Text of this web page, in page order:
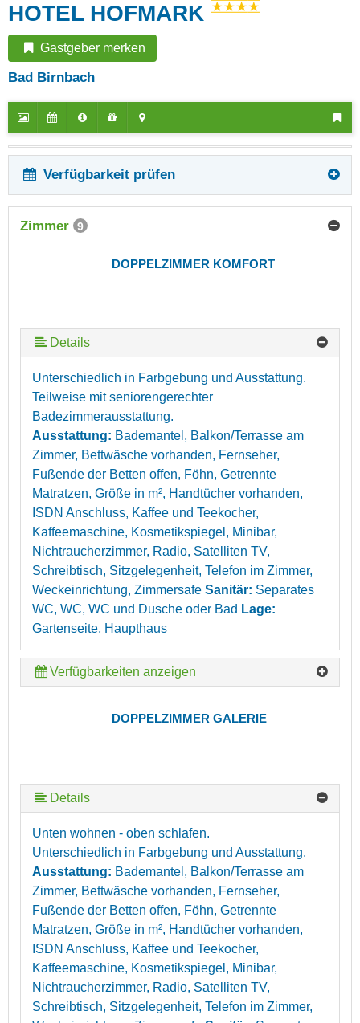
HOTEL HOFMARK
Gastgeber merken
Bad Birnbach
Verfügbarkeit prüfen
Zimmer 9
DOPPELZIMMER KOMFORT
Details
Unterschiedlich in Farbgebung und Ausstattung.
Teilweise mit seniorengerechter
Badezimmerausstattung.
Ausstattung: Bademantel, Balkon/Terrasse am
Zimmer, Bettwäsche vorhanden, Fernseher,
Fußende der Betten offen, Föhn, Getrennte
Matratzen, Größe in m², Handtücher vorhanden,
ISDN Anschluss, Kaffee und Teekocher,
Kaffeemaschine, Kosmetikspiegel, Minibar,
Nichtraucherzimmer, Radio, Satelliten TV,
Schreibtisch, Sitzgelegenheit, Telefon im Zimmer,
Weckeinrichtung, Zimmersafe Sanitär: Separates
WC, WC, WC und Dusche oder Bad Lage:
Gartenseite, Haupthaus
Verfügbarkeiten anzeigen
DOPPELZIMMER GALERIE
Details
Unten wohnen - oben schlafen.
Unterschiedlich in Farbgebung und Ausstattung.
Ausstattung: Bademantel, Balkon/Terrasse am
Zimmer, Bettwäsche vorhanden, Fernseher,
Fußende der Betten offen, Föhn, Getrennte
Matratzen, Größe in m², Handtücher vorhanden,
ISDN Anschluss, Kaffee und Teekocher,
Kaffeemaschine, Kosmetikspiegel, Minibar,
Nichtraucherzimmer, Radio, Satelliten TV,
Schreibtisch, Sitzgelegenheit, Telefon im Zimmer,